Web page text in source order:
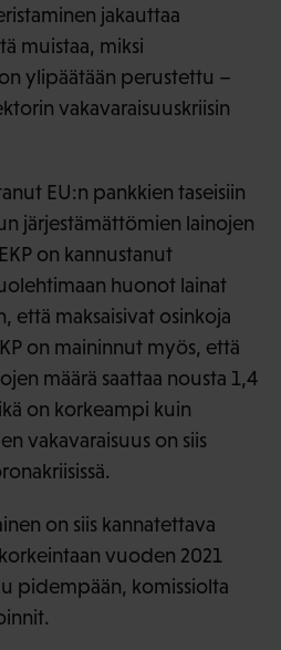
jakauttaa
muistaa, miksi
ylipäätään perustettu –
vakavaraisuuskriisin
EU:n pankkien taseisiin
järjestämättömien lainojen
on kannustanut
huonot lainat
että maksaisivat osinkoja
on maininnut myös, että
määrä saattaa nousta 1,4
on korkeampi kuin
vakavaraisuus on siis
on siis kannatettava
vuoden 2021
pidempään, komissiolta